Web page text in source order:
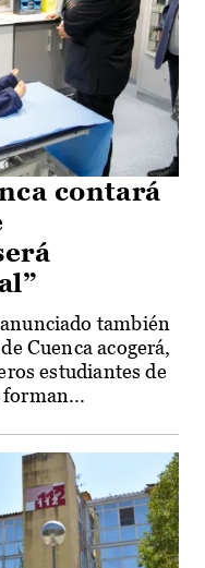
contará
también
Cuenca acogerá,
estudiantes de
forman...